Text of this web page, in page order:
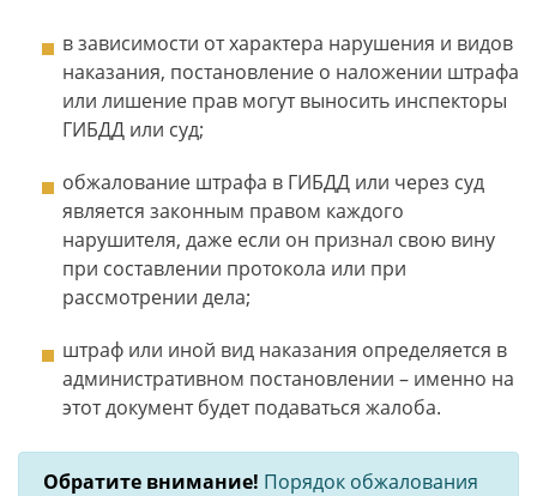
в зависимости от характера нарушения и видов
наказания, постановление о наложении штрафа
или лишение прав могут выносить инспекторы
ГИБДД или суд;
обжалование штрафа в ГИБДД или через суд
является законным правом каждого
нарушителя, даже если он признал свою вину
при составлении протокола или при
рассмотрении дела;
штраф или иной вид наказания определяется в
административном постановлении – именно на
этот документ будет подаваться жалоба.
Обратите внимание! Порядок обжалования